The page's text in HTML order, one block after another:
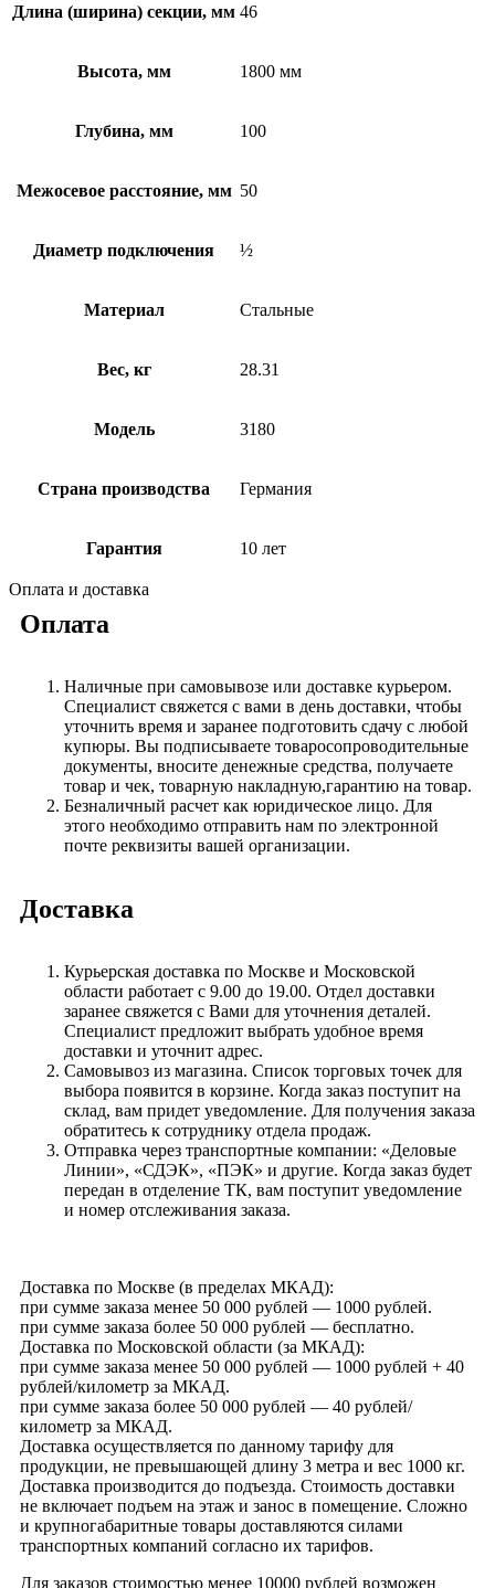
Длина (ширина) секции, мм 46
Высота, мм 1800 мм
Глубина, мм 100
Межосевое расстояние, мм 50
Диаметр подключения ½
Материал Стальные
Вес, кг 28.31
Модель 3180
Страна производства Германия
Гарантия 10 лет
Оплата и доставка
Оплата
Наличные при самовывозе или доставке курьером.
Специалист свяжется с вами в день доставки, чтобы
уточнить время и заранее подготовить сдачу с любой
купюры. Вы подписываете товаросопроводительные
документы, вносите денежные средства, получаете
товар и чек, товарную накладную,гарантию на товар.
Безналичный расчет как юридическое лицо. Для
этого необходимо отправить нам по электронной
почте реквизиты вашей организации.
Доставка
Курьерская доставка по Москве и Московской
области работает с 9.00 до 19.00. Отдел доставки
заранее свяжется с Вами для уточнения деталей.
Специалист предложит выбрать удобное время
доставки и уточнит адрес.
Самовывоз из магазина. Список торговых точек для
выбора появится в корзине. Когда заказ поступит на
склад, вам придет уведомление. Для получения заказа
обратитесь к сотруднику отдела продаж.
Отправка через транспортные компании: «Деловые
Линии», «СДЭК», «ПЭК» и другие. Когда заказ будет
передан в отделение ТК, вам поступит уведомление
и номер отслеживания заказа.
Доставка по Москве (в пределах МКАД):
при сумме заказа менее 50 000 рублей — 1000 рублей.
при сумме заказа более 50 000 рублей — бесплатно.
Доставка по Московской области (за МКАД):
при сумме заказа менее 50 000 рублей — 1000 рублей + 40
рублей/километр за МКАД.
при сумме заказа более 50 000 рублей — 40 рублей/
километр за МКАД.
Доставка осуществляется по данному тарифу для
продукции, не превышающей длину 3 метра и вес 1000 кг.
Доставка производится до подъезда. Стоимость доставки
не включает подъем на этаж и занос в помещение. Сложно
и крупногабаритные товары доставляются силами
транспортных компаний согласно их тарифов.
Для заказов стоимостью менее 10000 рублей возможен